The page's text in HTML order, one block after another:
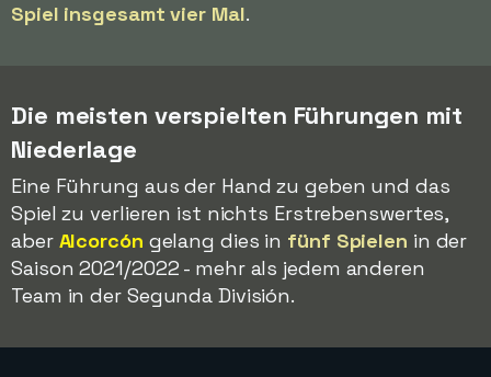
Spiel insgesamt vier Mal.
Die meisten verspielten Führungen mit
Niederlage
Eine Führung aus der Hand zu geben und das
Spiel zu verlieren ist nichts Erstrebenswertes,
aber Alcorcón gelang dies in fünf Spielen in der
Saison 2021/2022 - mehr als jedem anderen
Team in der Segunda División.